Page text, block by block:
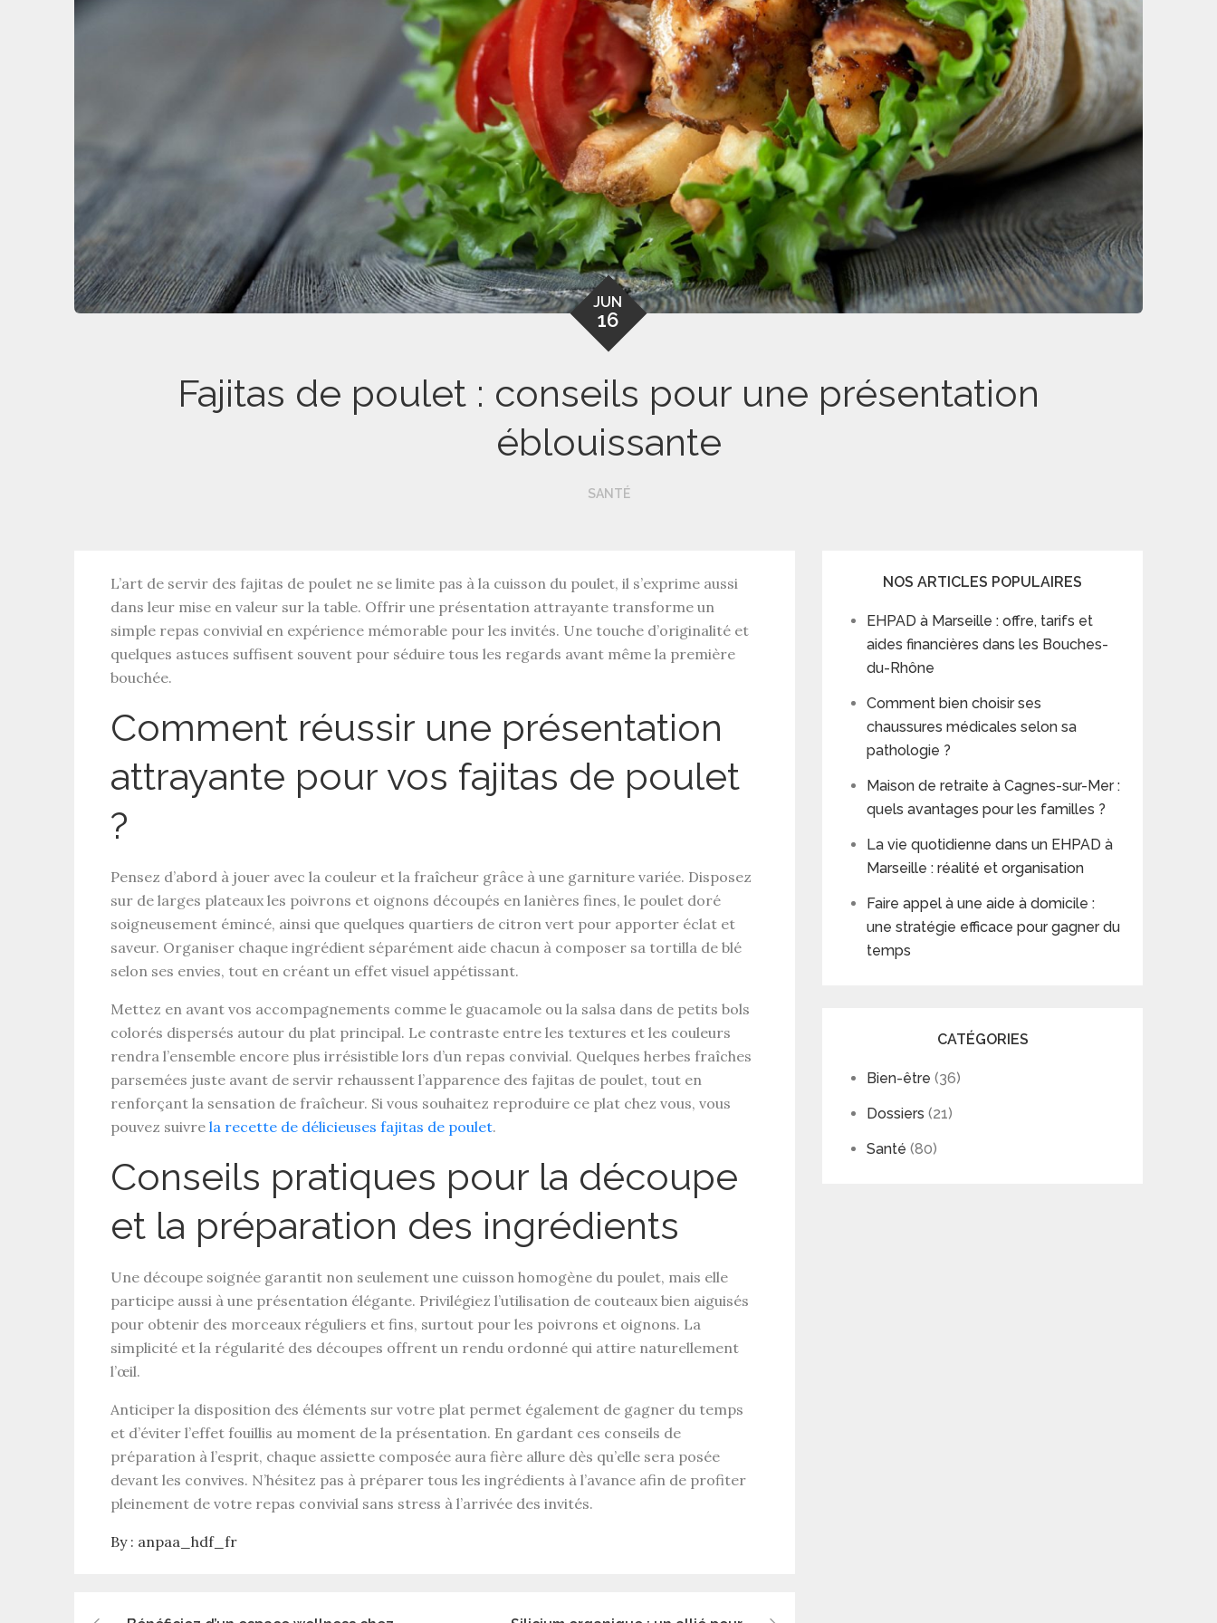
JUN
16
Fajitas de poulet : conseils pour une présentation
éblouissante
SANTÉ
L’art de servir des fajitas de poulet ne se limite pas à la cuisson du poulet, il s’exprime aussi
dans leur mise en valeur sur la table. Offrir une présentation attrayante transforme un
simple repas convivial en expérience mémorable pour les invités. Une touche d’originalité et
quelques astuces suffisent souvent pour séduire tous les regards avant même la première
bouchée.
Comment réussir une présentation
attrayante pour vos fajitas de poulet
?
Pensez d’abord à jouer avec la couleur et la fraîcheur grâce à une garniture variée. Disposez
sur de larges plateaux les poivrons et oignons découpés en lanières fines, le poulet doré
soigneusement émincé, ainsi que quelques quartiers de citron vert pour apporter éclat et
saveur. Organiser chaque ingrédient séparément aide chacun à composer sa tortilla de blé
selon ses envies, tout en créant un effet visuel appétissant.
Mettez en avant vos accompagnements comme le guacamole ou la salsa dans de petits bols
colorés dispersés autour du plat principal. Le contraste entre les textures et les couleurs
rendra l’ensemble encore plus irrésistible lors d’un repas convivial. Quelques herbes fraîches
parsemées juste avant de servir rehaussent l’apparence des fajitas de poulet, tout en
renforçant la sensation de fraîcheur. Si vous souhaitez reproduire ce plat chez vous, vous
pouvez suivre la recette de délicieuses fajitas de poulet.
Conseils pratiques pour la découpe
et la préparation des ingrédients
Une découpe soignée garantit non seulement une cuisson homogène du poulet, mais elle
participe aussi à une présentation élégante. Privilégiez l’utilisation de couteaux bien aiguisés
pour obtenir des morceaux réguliers et fins, surtout pour les poivrons et oignons. La
simplicité et la régularité des découpes offrent un rendu ordonné qui attire naturellement
l’œil.
Anticiper la disposition des éléments sur votre plat permet également de gagner du temps
et d’éviter l’effet fouillis au moment de la présentation. En gardant ces conseils de
préparation à l’esprit, chaque assiette composée aura fière allure dès qu’elle sera posée
devant les convives. N’hésitez pas à préparer tous les ingrédients à l’avance afin de profiter
pleinement de votre repas convivial sans stress à l’arrivée des invités.
By : anpaa_hdf_fr
NOS ARTICLES POPULAIRES
EHPAD à Marseille : offre, tarifs et
aides financières dans les Bouches-
du-Rhône
Comment bien choisir ses
chaussures médicales selon sa
pathologie ?
Maison de retraite à Cagnes-sur-Mer :
quels avantages pour les familles ?
La vie quotidienne dans un EHPAD à
Marseille : réalité et organisation
Faire appel à une aide à domicile :
une stratégie efficace pour gagner du
temps
CATÉGORIES
Bien-être (36)
Dossiers (21)
Santé (80)